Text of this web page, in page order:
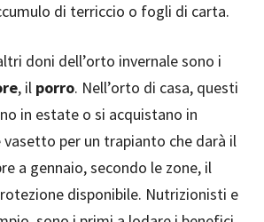
di terriccio o fogli di carta.
doni dell’orto invernale sono i
, il porro. Nell’orto di casa, questi
in estate o si acquistano in
vasetto per un trapianto che darà il
a gennaio, secondo le zone, il
disponibile. Nutrizionisti e